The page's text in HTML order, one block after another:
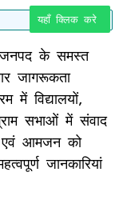
यहाँ क्लिक करे
जनपद के समस्त
जागरूकता
विद्यालयों,
सभाओं में संवाद
एवं आमजन को
जानकारियां